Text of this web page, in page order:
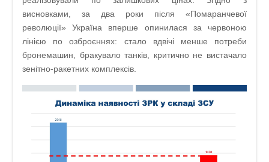
висновками, за два роки після «Помаранчевої
революції» Україна вперше опинилася за червоною
лінією по озброєннях: стало вдвічі менше потреби
бронемашин, бракувало танків, критично не вистачало
зенітно-ракетних комплексів.